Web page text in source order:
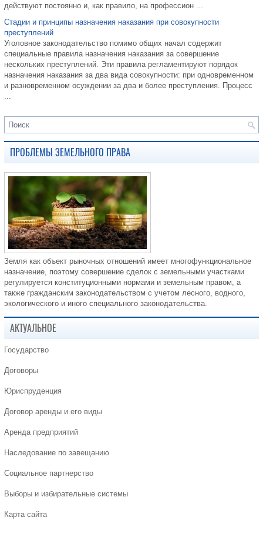
действуют постоянно и, как правило, на профессион ...
Стадии и принципы назначения наказания при совокупности
преступлений
Уголовное законодательство помимо общих начал содержит
специальные правила назначения наказания за совершение
нескольких преступлений. Эти правила регламентируют порядок
назначения наказания за два вида совокупности: при одновременном
и разновременном осуждении за два и более преступления. Процесс
ПРОБЛЕМЫ ЗЕМЕЛЬНОГО ПРАВА
Земля как объект рыночных отношений имеет многофункциональное
назначение, поэтому совершение сделок с земельными участками
регулируется конституционными нормами и земельным правом, а
также гражданским законодательством с учетом лесного, водного,
экологического и иного специального законодательства.
АКТУАЛЬНОЕ
Государство
Договоры
Юриспруденция
Договор аренды и его виды
Аренда предприятий
Наследование по завещанию
Социальное партнерство
Выборы и избирательные системы
Карта сайта